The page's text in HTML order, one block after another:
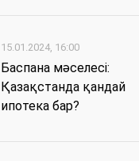
15.01.2024, 16:00
Баспана мәселесі:
Қазақстанда қандай
ипотека бар?